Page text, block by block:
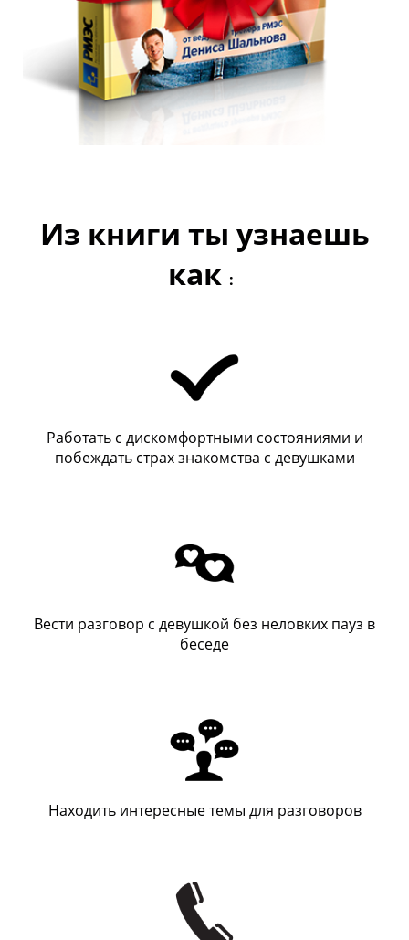
Из книги ты узнаешь
как :
Работать с дискомфортными состояниями и
побеждать страх знакомства с девушками
Вести разговор с девушкой без неловких пауз в
беседе
Находить интересные темы для разговоров